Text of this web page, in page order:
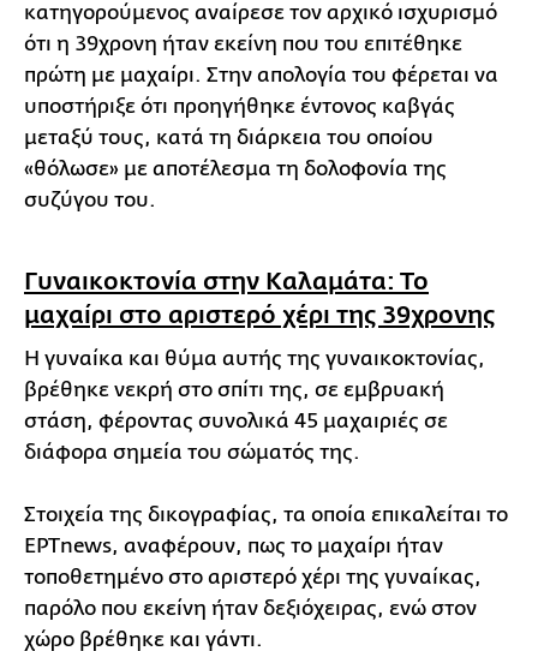
κατηγορούμενος αναίρεσε τον αρχικό ισχυρισμό
ότι η 39χρονη ήταν εκείνη που του επιτέθηκε
πρώτη με μαχαίρι. Στην απολογία του φέρεται να
υποστήριξε ότι προηγήθηκε έντονος καβγάς
μεταξύ τους, κατά τη διάρκεια του οποίου
«θόλωσε» με αποτέλεσμα τη δολοφονία της
συζύγου του.
Γυναικοκτονία στην Καλαμάτα: Το
μαχαίρι στο αριστερό χέρι της 39χρονης
Η γυναίκα και θύμα αυτής της γυναικοκτονίας,
βρέθηκε νεκρή στο σπίτι της, σε εμβρυακή
στάση, φέροντας συνολικά 45 μαχαιριές σε
διάφορα σημεία του σώματός της.
Στοιχεία της δικογραφίας, τα οποία επικαλείται το
ΕΡΤnews, αναφέρουν, πως το μαχαίρι ήταν
τοποθετημένο στο αριστερό χέρι της γυναίκας,
παρόλο που εκείνη ήταν δεξιόχειρας, ενώ στον
χώρο βρέθηκε και γάντι.